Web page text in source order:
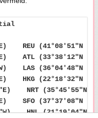
REU
ATL
LAS
HKG
NRT
SFO
HNL